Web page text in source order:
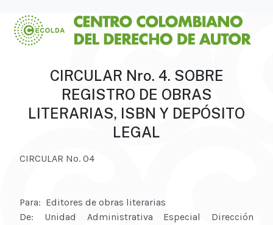
CIRCULAR Nro. 4. SOBRE
REGISTRO DE OBRAS
LITERARIAS, ISBN Y DEPÓSITO
LEGAL
CIRCULAR No. 04
Para: Editores de obras literarias
De: Unidad Administrativa Especial Dirección